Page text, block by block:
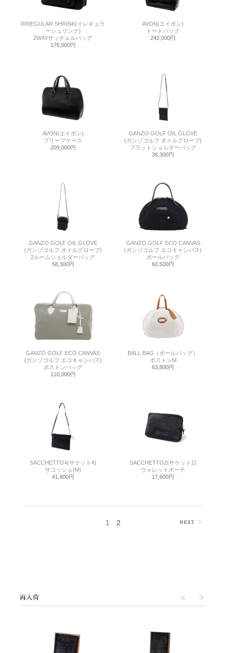
IRREGULAR SHRINK(イレギュラ
ーシュリンク)
2WAYサッチェルバッグ
176,000円
AVON(エイボン)
トートバッグ
242,000円
AVON(エイボン)
ブリーフケース
209,000円
GANZO GOLF OIL GLOVE
(ガンゾゴルフ オイルグローブ)
フラットショルダーバッグ
36,300円
GANZO GOLF OIL GLOVE
(ガンゾゴルフ オイルグローブ)
2ルームショルダーバッグ
58,300円
GANZO GOLF ECO CANVAS
(ガンゾゴルフ エコキャンバス)
ボールバッグ
60,500円
GANZO GOLF ECO CANVAS
(ガンゾゴルフ エコキャンバス)
ボストンバッグ
110,000円
BALL BAG（ボールバッグ）
ボストンM
63,800円
SACCHETTO4(サケット4)
サコッシュ(M)
41,800円
SACCHETTO2(サケット2)
ウォレットポーチ
17,600円
1 2